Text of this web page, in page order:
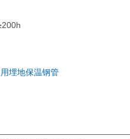
埋地保温钢管